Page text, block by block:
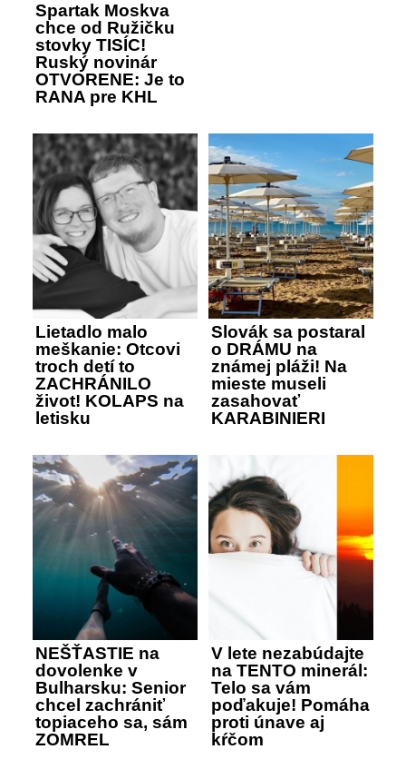
Spartak Moskva
chce od Ružičku
stovky TISÍC!
Ruský novinár
OTVORENE: Je to
RANA pre KHL
Lietadlo malo
meškanie: Otcovi
troch detí to
ZACHRÁNILO
život! KOLAPS na
letisku
Slovák sa postaral
o DRÁMU na
známej pláži! Na
mieste museli
zasahovať
KARABINIERI
NEŠŤASTIE na
dovolenke v
Bulharsku: Senior
chcel zachrániť
topiaceho sa, sám
ZOMREL
V lete nezabúdajte
na TENTO minerál:
Telo sa vám
poďakuje! Pomáha
proti únave aj
kŕčom